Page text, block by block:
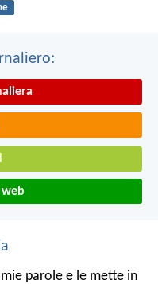
parole e le mette in